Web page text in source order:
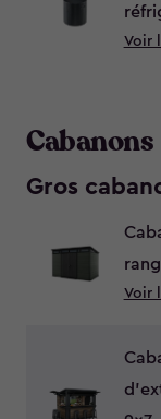
Voir
Cabanons
Gros
Voir